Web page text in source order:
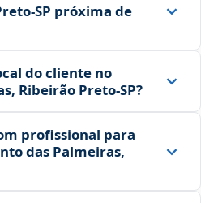
próxima de
do cliente no
Ribeirão Preto‑SP?
profissional para
das Palmeiras,